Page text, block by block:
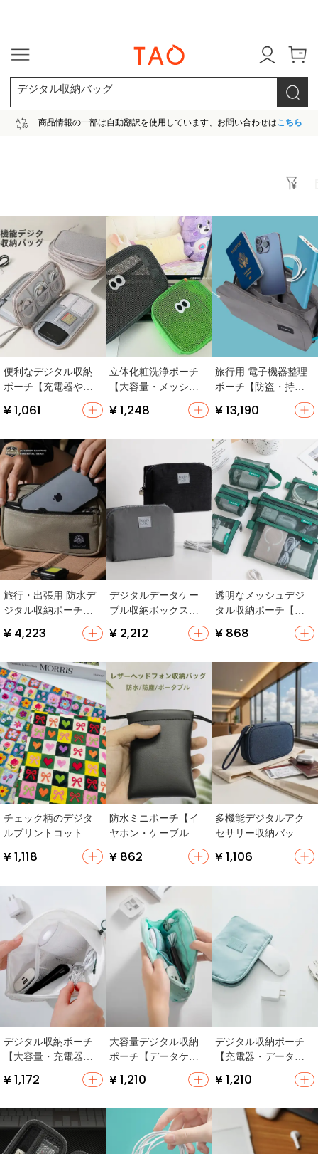
デジタル収納バッグ
商品情報の一部は自動翻訳を使用しています、お問い合わせはこちら
便利なデジタル収納
ポーチ【充電器やケ
ーブル整理用・ポー
タブル】
¥ 1,061
立体化粧洗浄ポーチ
【大容量・メッシュ
素材・旅行用・多用
途】
¥ 1,248
旅行用 電子機器整理
ポーチ【防盗・持ち
¥ 13,190
旅行・出張用 防水デ
ジタル収納ポーチ
【モジュラー式・ア
ウトドア・キャンプ
¥ 4,223
デジタルデータケー
ブル収納ボックス
【持ち運び便利・旅
行用・ノートパソコ
¥ 2,212
透明なメッシュデジ
タル収納ポーチ【大
容量・イヤホン・デ
ータケーブル整理・
¥ 868
チェック柄のデジタ
ルプリントコットン
生地【手作りDIY用・
収納ボックスに最
¥ 1,118
防水ミニポーチ【イ
ヤホン・ケーブル収
納用・レザー製・携
帯便利】（セットア
¥ 862
多機能デジタルアク
セサリー収納バッグ
ル・ハードディス
¥ 1,106
デジタル収納ポーチ
【大容量・充電器・
データケーブル・多
機能】
¥ 1,172
大容量デジタル収納
ポーチ【データケー
ブル・マウス・ヘッ
ドホン・アクセサリ
¥ 1,210
デジタル収納ポーチ
【充電器・データケ
ーブル・イヤフォン
収納・多機能】
¥ 1,210